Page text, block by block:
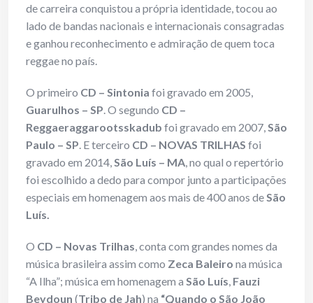
de carreira conquistou a própria identidade, tocou ao
lado de bandas nacionais e internacionais consagradas
e ganhou reconhecimento e admiração de quem toca
reggae no país.
O primeiro CD – Sintonia foi gravado em 2005,
Guarulhos – SP. O segundo CD –
Reggaeraggarootsskadub foi gravado em 2007,São
Paulo – SP. E terceiro CD – NOVAS TRILHAS foi
gravado em 2014,São Luís – MA, no qual o repertório
foi escolhido a dedo para compor junto a participações
especiais em homenagem aos mais de 400 anos deSão
Luís.
O CD – Novas Trilhas, conta com grandes nomes da
música brasileira assim como Zeca Baleiro na música
“A Ilha”; música em homenagem a São Luís, Fauzi
Beydoun (Tribo de Jah) na “Quando o São João